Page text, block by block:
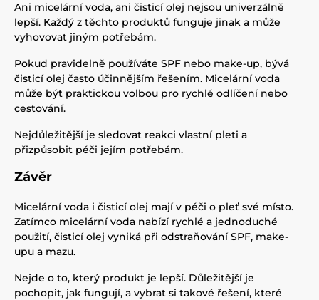
Ani micelární voda, ani čisticí olej nejsou univerzálně
lepší. Každý z těchto produktů funguje jinak a může
vyhovovat jiným potřebám.
Pokud pravidelně používáte SPF nebo make-up, bývá
čisticí olej často účinnějším řešením. Micelární voda
může být praktickou volbou pro rychlé odlíčení nebo
cestování.
Nejdůležitější je sledovat reakci vlastní pleti a
přizpůsobit péči jejím potřebám.
Závěr
Micelární voda i čisticí olej mají v péči o pleť své místo.
Zatímco micelární voda nabízí rychlé a jednoduché
použití, čisticí olej vyniká při odstraňování SPF, make-
upu a mazu.
Nejde o to, který produkt je lepší. Důležitější je
pochopit, jak fungují, a vybrat si takové řešení, které